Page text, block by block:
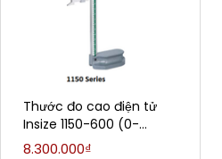
Thước đo cao điện tử
Insize 1150-600 (0-
600mm)
8.300.000₫